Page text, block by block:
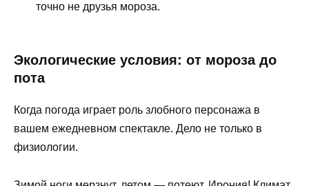
точно не друзья мороза.
Экологические условия: от мороза до
пота
Когда погода играет роль злобного персонажа в
вашем ежедневном спектакле. Дело не только в
физиологии.